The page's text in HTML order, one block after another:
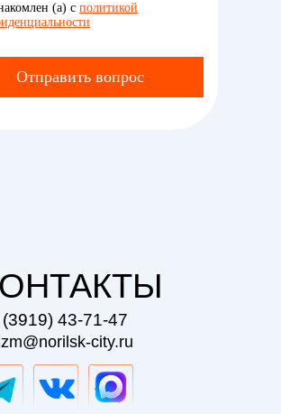
(а) с политикой
Отправить вопрос
city.ru
(3919) 43-71-47